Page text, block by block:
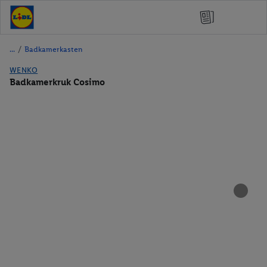
/ Badkamerkasten
WENKO
Badkamerkruk Cosimo